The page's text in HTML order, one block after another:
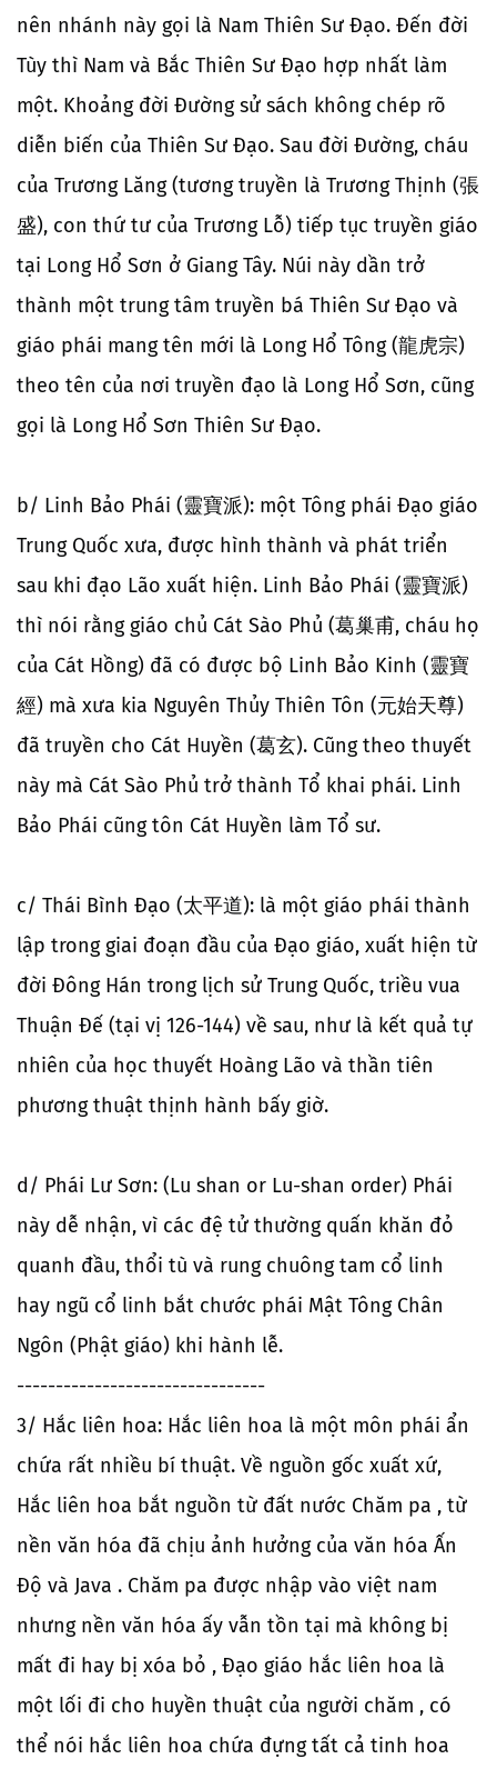
nên nhánh này gọi là Nam Thiên Sư Đạo. Đến đời
Tùy thì Nam và Bắc Thiên Sư Đạo hợp nhất làm
một. Khoảng đời Đường sử sách không chép rõ
diễn biến của Thiên Sư Đạo. Sau đời Đường, cháu
của Trương Lăng (tương truyền là Trương Thịnh (張
盛), con thứ tư của Trương Lỗ) tiếp tục truyền giáo
tại Long Hổ Sơn ở Giang Tây. Núi này dần trở
thành một trung tâm truyền bá Thiên Sư Đạo và
giáo phái mang tên mới là Long Hổ Tông (龍虎宗)
theo tên của nơi truyền đạo là Long Hổ Sơn, cũng
gọi là Long Hổ Sơn Thiên Sư Đạo.
b/ Linh Bảo Phái (靈寶派): một Tông phái Đạo giáo
Trung Quốc xưa, được hình thành và phát triển
sau khi đạo Lão xuất hiện. Linh Bảo Phái (靈寶派)
thì nói rằng giáo chủ Cát Sào Phủ (葛巢甫, cháu họ
của Cát Hồng) đã có được bộ Linh Bảo Kinh (靈寶
經) mà xưa kia Nguyên Thủy Thiên Tôn (元始天尊)
đã truyền cho Cát Huyền (葛玄). Cũng theo thuyết
này mà Cát Sào Phủ trở thành Tổ khai phái. Linh
Bảo Phái cũng tôn Cát Huyền làm Tổ sư.
c/ Thái Bình Đạo (太平道): là một giáo phái thành
lập trong giai đoạn đầu của Đạo giáo, xuất hiện từ
đời Đông Hán trong lịch sử Trung Quốc, triều vua
Thuận Đế (tại vị 126-144) về sau, như là kết quả tự
nhiên của học thuyết Hoàng Lão và thần tiên
phương thuật thịnh hành bấy giờ.
d/ Phái Lư Sơn: (Lu shan or Lu-shan order) Phái
này dễ nhận, vì các đệ tử thường quấn khăn đỏ
quanh đầu, thổi tù và rung chuông tam cổ linh
hay ngũ cổ linh bắt chước phái Mật Tông Chân
Ngôn (Phật giáo) khi hành lễ.
--------------------------------
3/ Hắc liên hoa: Hắc liên hoa là một môn phái ẩn
chứa rất nhiều bí thuật. Về nguồn gốc xuất xứ,
Hắc liên hoa bắt nguồn từ đất nước Chăm pa , từ
nền văn hóa đã chịu ảnh hưởng của văn hóa Ấn
Độ và Java . Chăm pa được nhập vào việt nam
nhưng nền văn hóa ấy vẫn tồn tại mà không bị
mất đi hay bị xóa bỏ , Đạo giáo hắc liên hoa là
một lối đi cho huyền thuật của người chăm , có
thể nói hắc liên hoa chứa đựng tất cả tinh hoa